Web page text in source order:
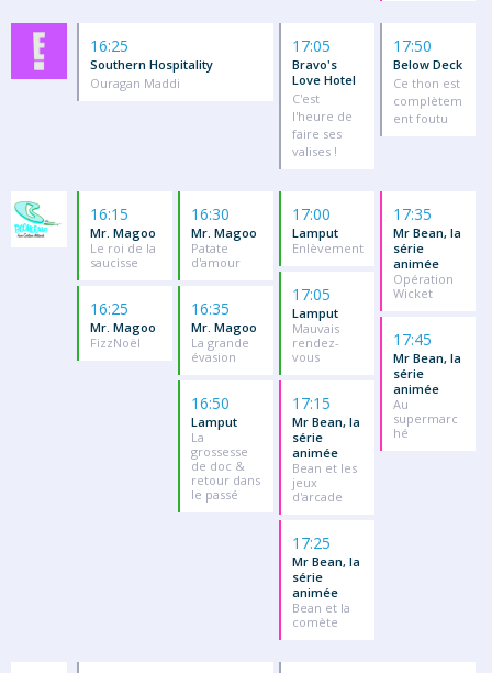
16:25
Southern Hospitality
Ouragan Maddi
17:05
Bravo's
Love Hotel
C'est
l'heure de
faire ses
valises !
17:50
Below Deck
Ce thon est
complètem
ent foutu
16:15
Mr. Magoo
Le roi de la
saucisse
16:25
Mr. Magoo
FizzNoël
16:30
Mr. Magoo
Patate
d'amour
16:35
Mr. Magoo
La grande
évasion
16:50
Lamput
La
grossesse
de doc &
retour dans
le passé
17:00
Lamput
Enlèvement
17:05
Lamput
Mauvais
rendez-
vous
17:15
Mr Bean, la
série
animée
Bean et les
jeux
d'arcade
17:25
Mr Bean, la
série
animée
Bean et la
comète
17:35
Mr Bean, la
série
animée
Opération
Wicket
17:45
Mr Bean, la
série
animée
Au
supermarc
hé